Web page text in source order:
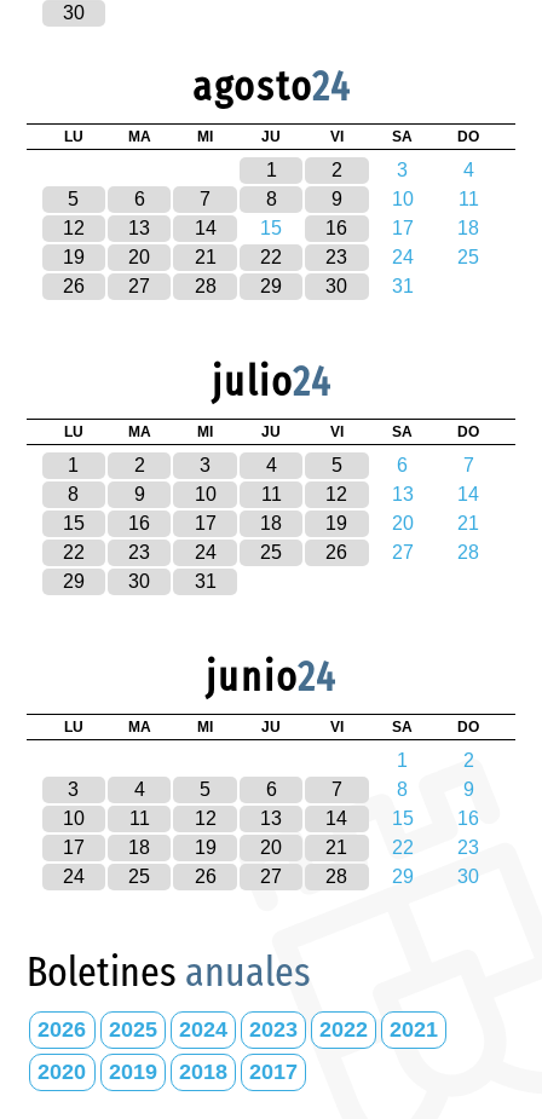
30
agosto24
LU MA MI JU VI SA DO
1 2 3
4
5
6 7 8 9 10
11
12
13 14 15 16 17
18
19
20 21 22 23 24
25
26
27 28 29 30 31
julio24
LU MA MI JU VI SA DO
1 2 3 4 5 6
7
8
9 10 11 12 13
14
15
16 17 18 19 20
21
22
23 24 25 26 27
28
29
30 31
junio24
LU MA MI JU VI SA DO
1
2
3
4 5 6 7 8
9
10
11 12 13 14 15
16
17
18 19 20 21 22
23
24
25 26 27 28 29 30
Boletines anuales
2026 2025 2024 2023 2022
2021
2020
2019 2018 2017